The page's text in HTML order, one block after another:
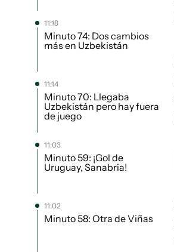
11:18
Minuto 74: Dos cambios
más en Uzbekistán
11:14
Minuto 70: Llegaba
Uzbekistán pero hay fuera
de juego
11:03
Minuto 59: ¡Gol de
Uruguay, Sanabria!
11:02
Minuto 58: Otra de Viñas